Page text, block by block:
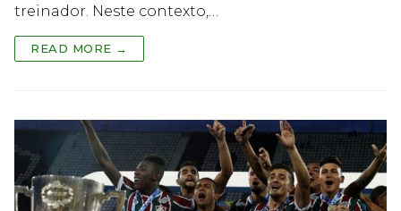
treinador. Neste contexto,…
READ MORE →